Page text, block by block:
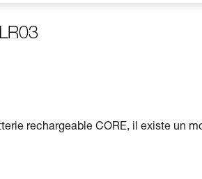
rechargeable CORE, il existe un